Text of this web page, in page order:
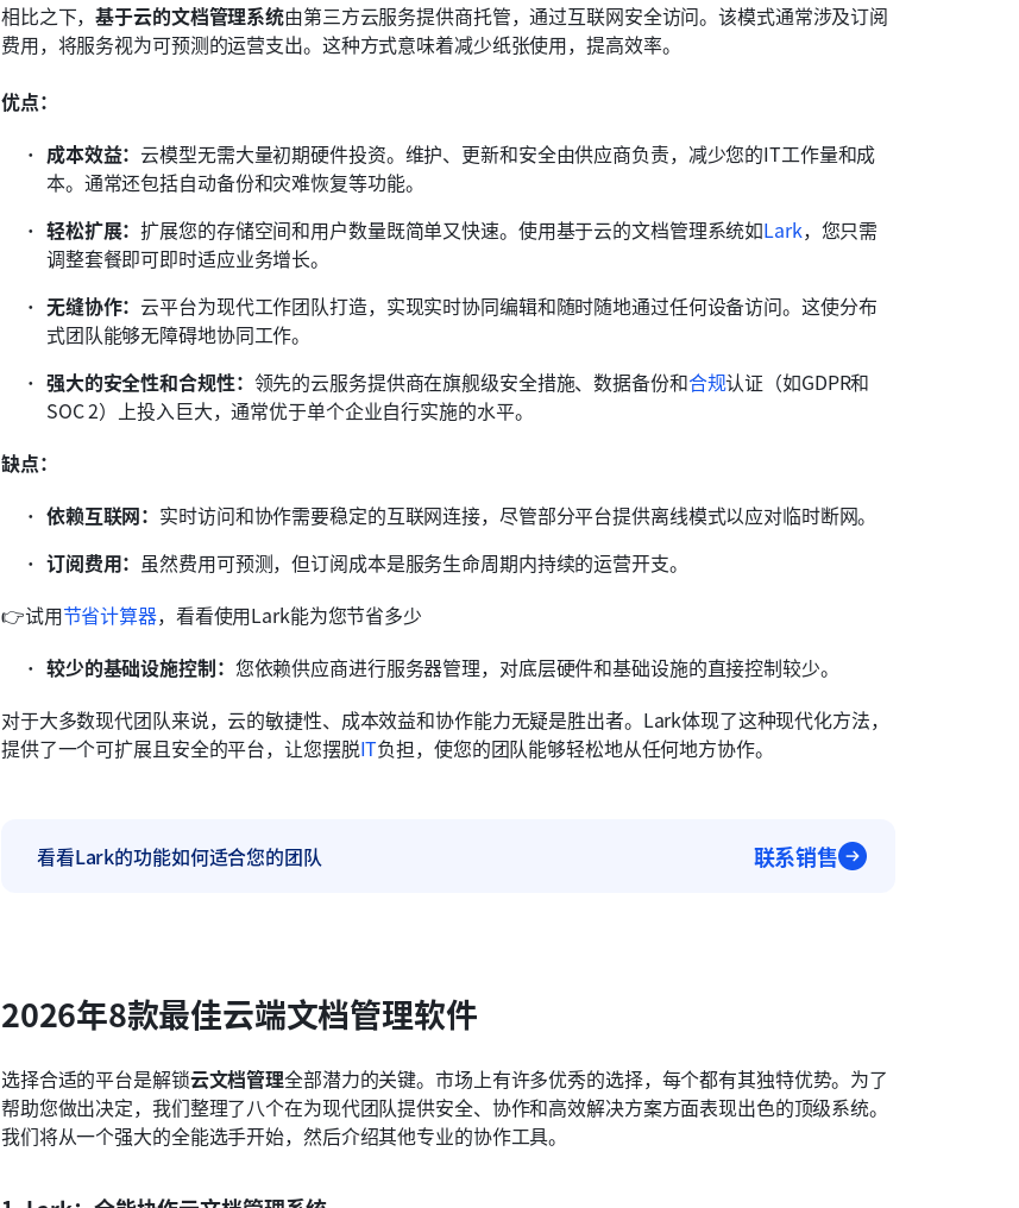
相比之下，基于云的文档管理系统由第三方云服务提供商托管，通过互联网安全访问。该模式通常涉及订阅
费用，将服务视为可预测的运营支出。这种方式意味着减少纸张使用，提高效率。
优点：
成本效益： 云模型无需大量初期硬件投资。维护、更新和安全由供应商负责，减少您的IT工作量和成
本。通常还包括自动备份和灾难恢复等功能。
轻松扩展：扩展您的存储空间和用户数量既简单又快速。使用基于云的文档管理系统如Lark，您只需
调整套餐即可即时适应业务增长。
无缝协作： 云平台为现代工作团队打造，实现实时协同编辑和随时随地通过任何设备访问。这使分布
式团队能够无障碍地协同工作。
强大的安全性和合规性： 领先的云服务提供商在旗舰级安全措施、数据备份和合规认证（如GDPR和
SOC 2）上投入巨大，通常优于单个企业自行实施的水平。
缺点：
依赖互联网： 实时访问和协作需要稳定的互联网连接，尽管部分平台提供离线模式以应对临时断网。
订阅费用： 虽然费用可预测，但订阅成本是服务生命周期内持续的运营开支。
👉试用节省计算器，看看使用Lark能为您节省多少
较少的基础设施控制： 您依赖供应商进行服务器管理，对底层硬件和基础设施的直接控制较少。
对于大多数现代团队来说，云的敏捷性、成本效益和协作能力无疑是胜出者。Lark体现了这种现代化方法，
提供了一个可扩展且安全的平台，让您摆脱IT负担，使您的团队能够轻松地从任何地方协作。
看看Lark的功能如何适合您的团队 联系销售
2026年8款最佳云端文档管理软件
选择合适的平台是解锁云文档管理全部潜力的关键。市场上有许多优秀的选择，每个都有其独特优势。为了
帮助您做出决定，我们整理了八个在为现代团队提供安全、协作和高效解决方案方面表现出色的顶级系统。
我们将从一个强大的全能选手开始，然后介绍其他专业的协作工具。